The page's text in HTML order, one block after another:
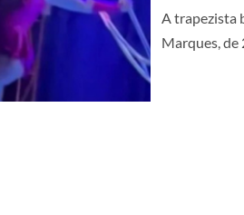
A trapezista
Marques, de